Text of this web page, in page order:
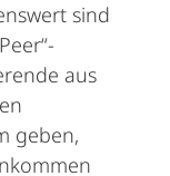
sind
aus
geben,